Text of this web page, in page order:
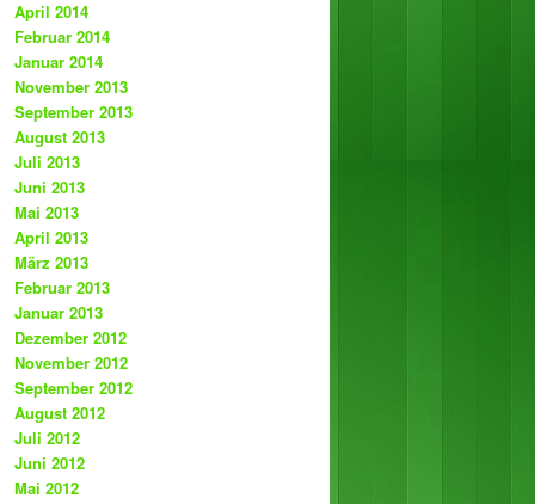
April 2014
Februar 2014
Januar 2014
November 2013
September 2013
August 2013
Juli 2013
Juni 2013
Mai 2013
April 2013
März 2013
Februar 2013
Januar 2013
Dezember 2012
November 2012
September 2012
August 2012
Juli 2012
Juni 2012
Mai 2012